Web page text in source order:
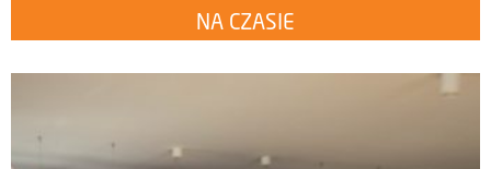
NA CZASIE